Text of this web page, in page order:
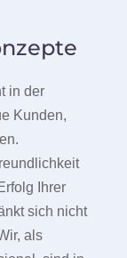
in der
Kunden,
Ihrer
sich nicht
als